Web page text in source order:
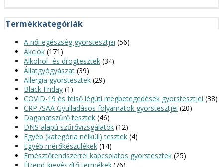
Termékkategóriák
A női egészség gyorstesztjei (56)
Akciók (171)
Alkohol- és drogtesztek (34)
Állatgyógyászat (39)
Allergia gyorstesztek (29)
Black Friday (1)
COVID-19 és felső légúti megbetegedések gyorstesztjei (38)
CRP /SAA Gyulladásos folyamatok gyorstesztjei (20)
Daganatszűrő tesztek (46)
DNS alapú szűrővizsgálatok (12)
Egyéb (kategória nélküli) tesztek (4)
Egyéb mérőkészülékek (14)
Emésztőrendszerrel kapcsolatos gyorstesztek (25)
Étrend-kiegészítő termékek (76)